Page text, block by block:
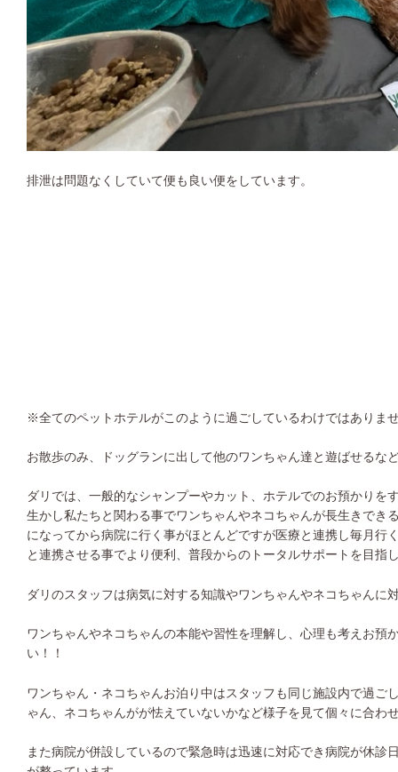
排泄は問題なくしていて便も良い便をしています。
※全てのペットホテルがこのように過ごしているわけではありま
お散歩のみ、ドッグランに出して他のワンちゃん達と遊ばせるな
ダリでは、一般的なシャンプーやカット、ホテルでのお預かりを
生かし私たちと関わる事でワンちゃんやネコちゃんが長生きで
になってから病院に行く事がほとんどですが医療と連携し毎月行
と連携させる事でより便利、普段からのトータルサポートを目指
ダリのスタッフは病気に対する知識やワンちゃんやネコちゃんに
ワンちゃんやネコちゃんの本能や習性を理解し、心理も考えお預
い！！
ワンちゃん・ネコちゃんお泊り中はスタッフも同じ施設内で過ご
ゃん、ネコちゃんがが怯えていないかなど様子を見て個々に合わ
また病院が併設しているので緊急時は迅速に対応でき病院が休診